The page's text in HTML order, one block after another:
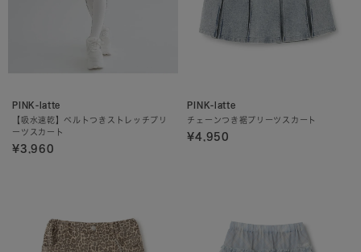
PINK-latte
【吸水速乾】ベルトつきストレッチプリ
ーツスカート
¥3,960
PINK-latte
チェーンつき裾プリーツスカート
¥4,950